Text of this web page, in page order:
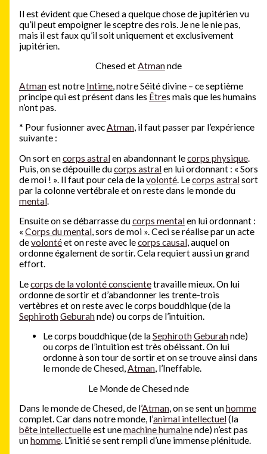
Il est évident que Chesed a quelque chose de jupitérien vu
qu’il peut empoigner le sceptre des rois. Je ne le nie pas,
mais il est faux qu’il soit uniquement et exclusivement
jupitérien.
Chesed etAtmannde
Atmanest notre Intime, notre Séité divine – ce septième
principe qui est présent dans les Êtres mais que les humains
n’ont pas.
* Pour fusionner avecAtman, il faut passer par l’expérience
suivante :
On sort encorps astralen abandonnant lecorps physique.
Puis, on se dépouille ducorps astralen lui ordonnant : « Sors
de moi ! ». Il faut pour cela de lavolonté. Lecorps astralsort
par la colonne vertébrale et on reste dans le monde du
mental.
Ensuite on se débarrasse ducorps mentalen lui ordonnant :
« Corps du mental, sors de moi ». Ceci se réalise par un acte
devolontéet on reste avec lecorps causal, auquel on
ordonne également de sortir. Cela requiert aussi un grand
effort.
Lecorps de la volonté conscientetravaille mieux. On lui
ordonne de sortir et d’abandonner les trente-trois
vertèbres et on reste avec le corps bouddhique (de la
SephirothGeburahnde) ou corps de l’intuition.
Le corps bouddhique (de laSephirothGeburahnde)
ou corps de l’intuition est très obéissant. On lui
ordonne à son tour de sortir et on se trouve ainsi dans
le monde de Chesed,Atman, l’Ineffable.
Le Monde de Chesed nde
Dans le monde de Chesed, de l’Atman, on se sent unhomme
complet. Car dans notre monde, l’animal intellectuel(la
bête intellectuelleest unemachine humainende) n’est pas
unhomme. L’initié se sent rempli d’une immense plénitude.